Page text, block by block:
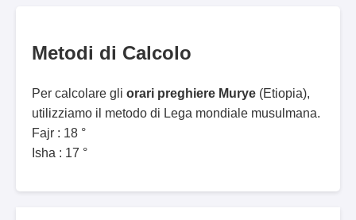
Metodi di Calcolo
Per calcolare gli orari preghiere Murye (Etiopia),
utilizziamo il metodo di Lega mondiale musulmana.
Fajr : 18 °
Isha : 17 °